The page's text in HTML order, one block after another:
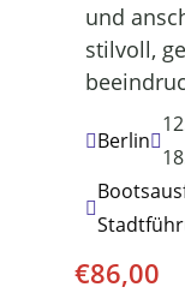
und
stilvoll,
Berlin
€86,00